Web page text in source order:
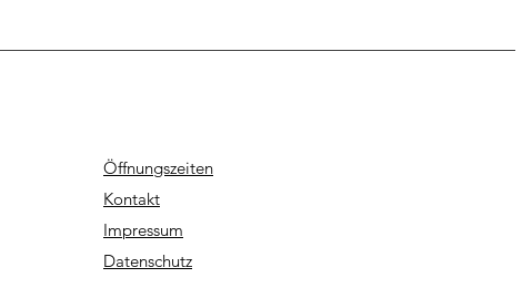
Öffnungszeiten
Kontakt
Impressum
Datenschutz